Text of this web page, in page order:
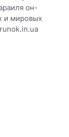
он-
и мировых